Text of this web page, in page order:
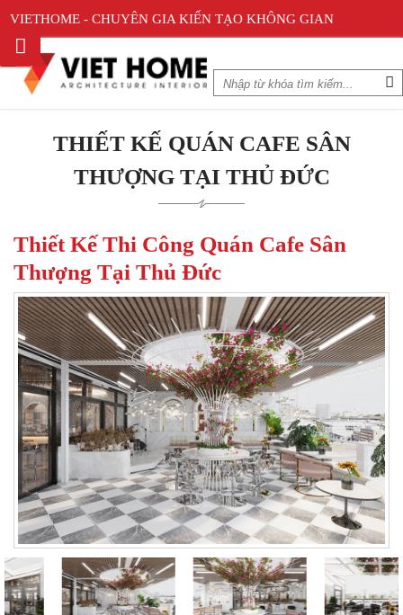
VIETHOME - CHUYÊN GIA KIẾN TẠO KHÔNG GIAN
THIẾT KẾ QUÁN CAFE SÂN
THƯỢNG TẠI THỦ ĐỨC
Thiết Kế Thi Công Quán Cafe Sân
Thượng Tại Thủ Đức